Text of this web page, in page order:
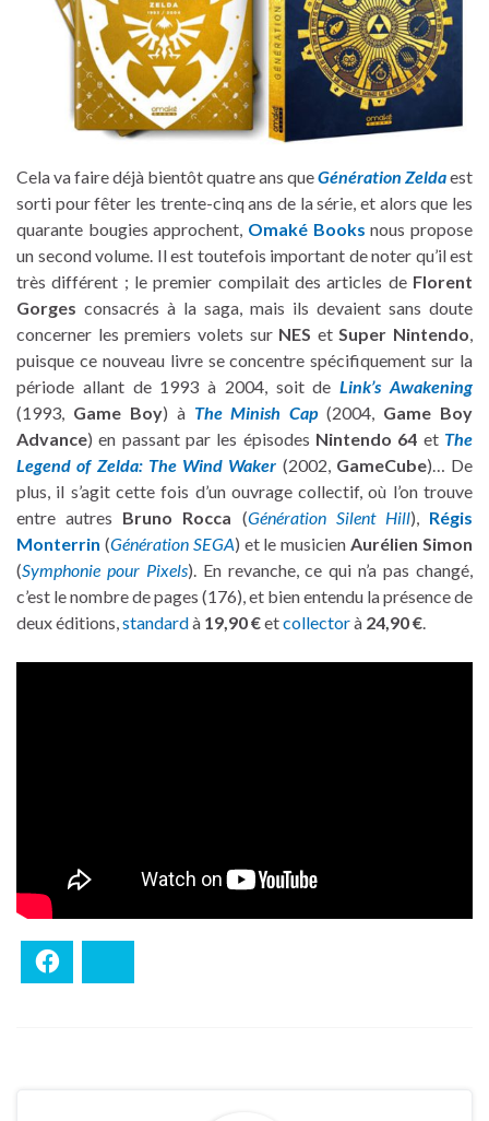
Cela va faire déjà bientôt quatre ans queGénération Zeldaest
sorti pour fêter les trente-cinq ans de la série, et alors que les
quarante bougies approchent, Omaké Books nous propose
un second volume. Il est toutefois important de noter qu’il est
très différent ; le premier compilait des articles de Florent
Gorges consacrés à la saga, mais ils devaient sans doute
concerner les premiers volets sur NES etSuper Nintendo,
puisque ce nouveau livre se concentre spécifiquement sur la
période allant de 1993 à 2004, soit deLink’s Awakening
(1993, Game Boy) à The Minish Cap(2004, Game Boy
Advance) en passant par les épisodes Nintendo 64 et The
Legend of Zelda: The Wind Waker (2002, GameCube)… De
plus, il s’agit cette fois d’un ouvrage collectif, où l’on trouve
entre autres Bruno Rocca (Génération Silent Hill), Régis
Monterrin (Génération SEGA) et le musicienAurélien Simon
(Symphonie pour Pixels). En revanche, ce qui n’a pas changé,
c’est le nombre de pages (176), et bien entendu la présence de
deux éditions,standardà 19,90 €etcollectorà 24,90 €.